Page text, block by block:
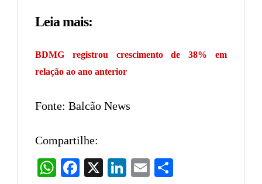
Leia mais:
BDMG registrou crescimento de 38% em
relação ao ano anterior
Fonte: Balcão News
Compartilhe:
WhatsAppFacebook LinkedIn
Email